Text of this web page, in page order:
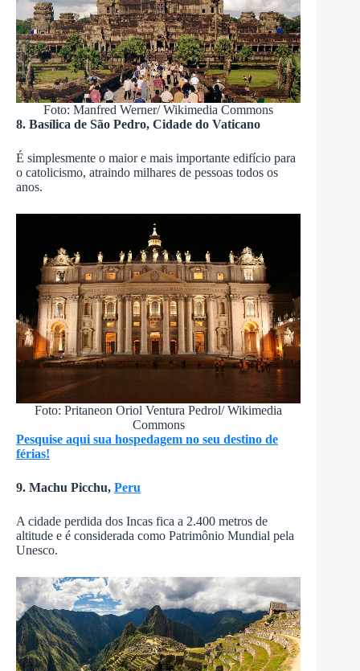
Foto: Manfred Werner/ Wikimedia Commons
8. Basílica de São Pedro, Cidade do Vaticano
É simplesmente o maior e mais importante edifício para
o catolicismo, atraindo milhares de pessoas todos os
anos.
Foto: Pritaneon Oriol Ventura Pedrol/ Wikimedia
Commons
Pesquise aqui sua hospedagem no seu destino de
férias!
9. Machu Picchu, Peru
A cidade perdida dos Incas fica a 2.400 metros de
altitude e é considerada como Patrimônio Mundial pela
Unesco.